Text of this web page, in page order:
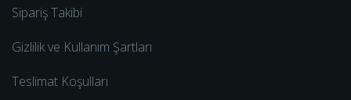
Sipariş Takibi
Gizlilik ve Kullanım Şartları
Teslimat Koşulları